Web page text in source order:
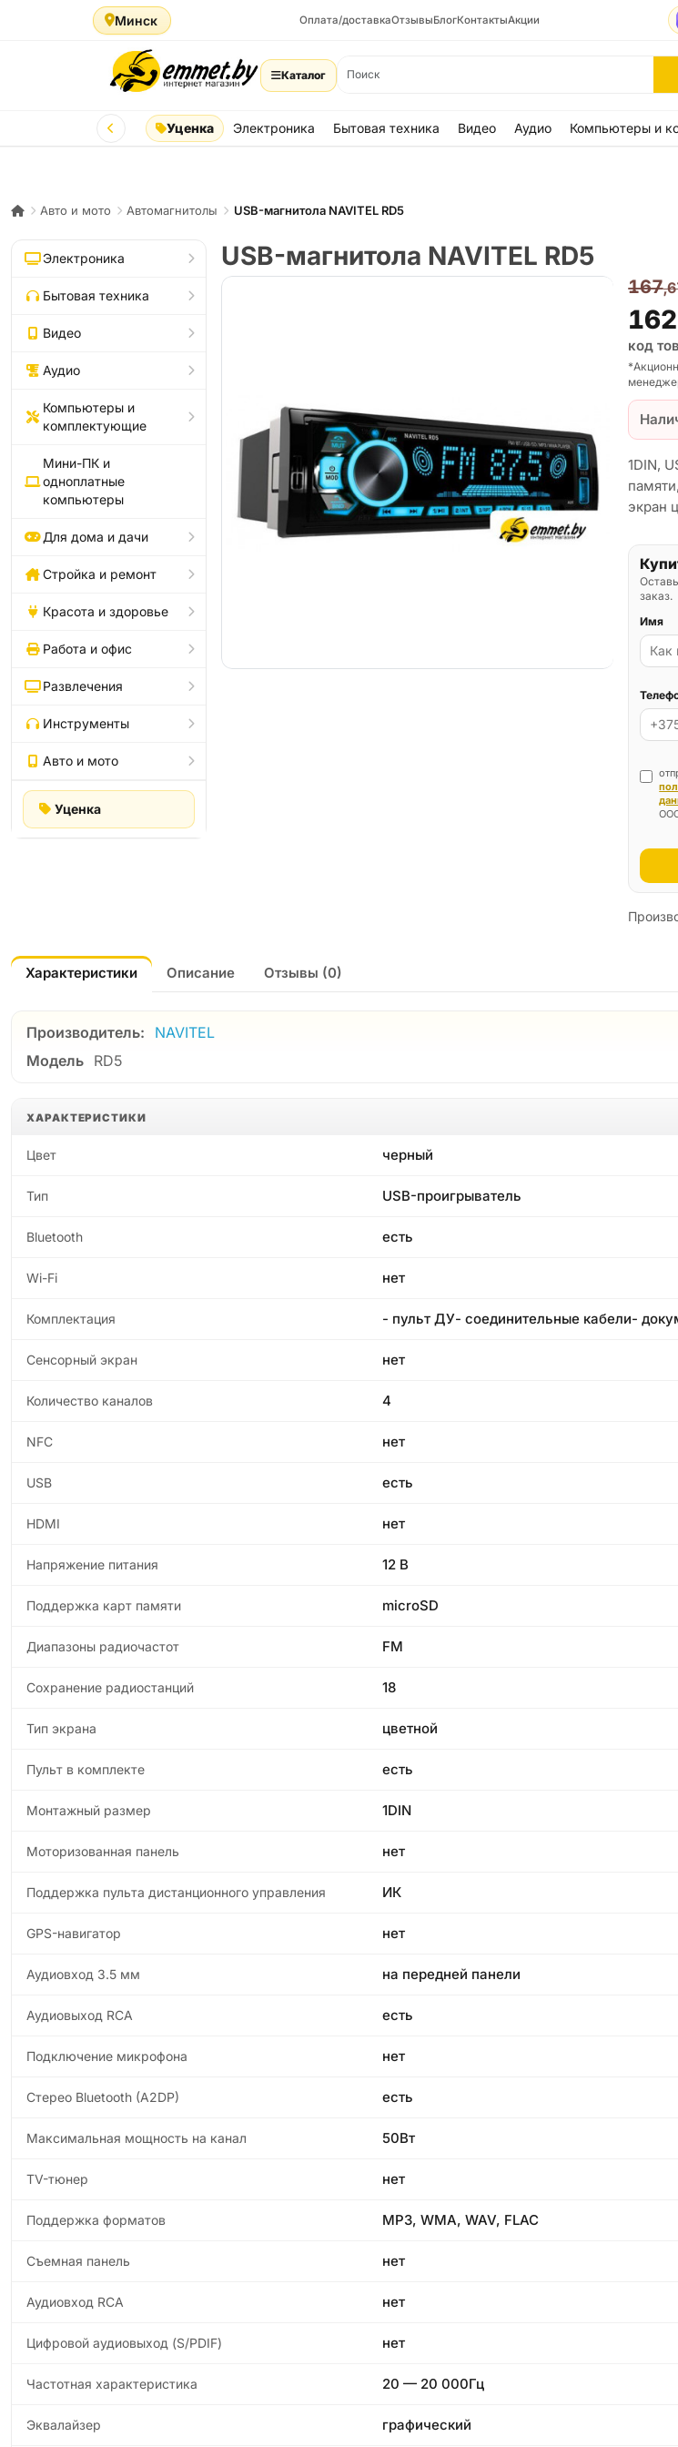
Минск Оплата/доставкаОтзывыБлогКонтактыАкции
Каталог
Уценка Электроника Бытовая техника Видео Аудио Компьютеры и
Авто и мото Автомагнитолы USB-магнитола NAVITEL RD5
Электроника
Бытовая техника
Видео
Аудио
Компьютеры и
комплектующие
Мини-ПК и
одноплатные
компьютеры
Для дома и дачи
Стройка и ремонт
Красота и здоровье
Работа и офис
Развлечения
Инструменты
Авто и мото
Уценка
USB-магнитола NAVITEL RD5
167
162
код
1DIN,
экран
заказ.
Имя
Характеристики Описание Отзывы (0)
Производитель:
NAVITEL
Модель RD5
ХАРАКТЕРИСТИКИ
Цвет черный
Тип USB-проигрыватель
Bluetooth есть
Wi-Fi нет
Комплектация - пульт ДУ- соединительные кабели-
Сенсорный экран нет
Количество каналов 4
NFC нет
USB есть
HDMI нет
Напряжение питания 12 В
Поддержка карт памяти microSD
Диапазоны радиочастот FM
Сохранение радиостанций 18
Тип экрана цветной
Пульт в комплекте есть
Монтажный размер 1DIN
Моторизованная панель нет
Поддержка пульта дистанционного управления ИК
GPS-навигатор нет
Аудиовход 3.5 мм на передней панели
Аудиовыход RCA есть
Подключение микрофона нет
Стерео Bluetooth (A2DP) есть
Максимальная мощность на канал 50Вт
TV-тюнер нет
Поддержка форматов MP3, WMA, WAV, FLAC
Съемная панель нет
Аудиовход RCA нет
Цифровой аудиовыход (S/PDIF) нет
Частотная характеристика 20 — 20 000Гц
Эквалайзер графический